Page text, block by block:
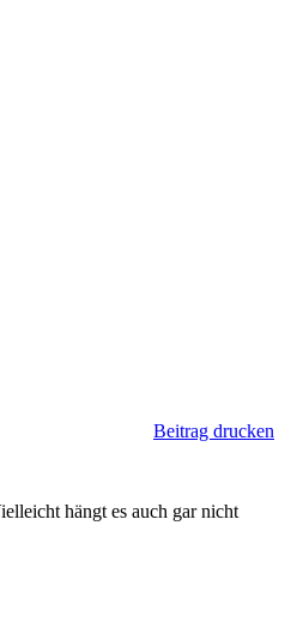
Beitrag drucken
hängt es auch gar nicht